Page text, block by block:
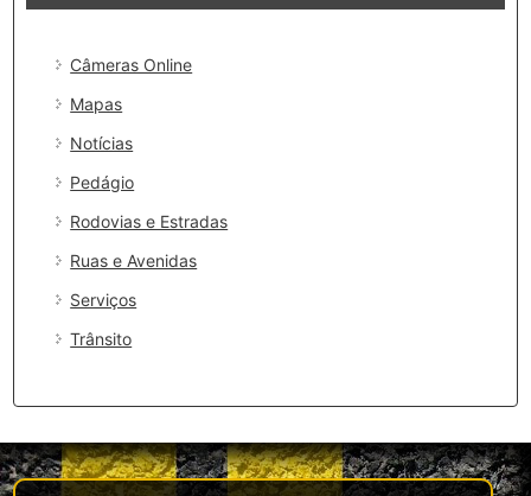
Câmeras Online
Mapas
Notícias
Pedágio
Rodovias e Estradas
Ruas e Avenidas
Serviços
Trânsito